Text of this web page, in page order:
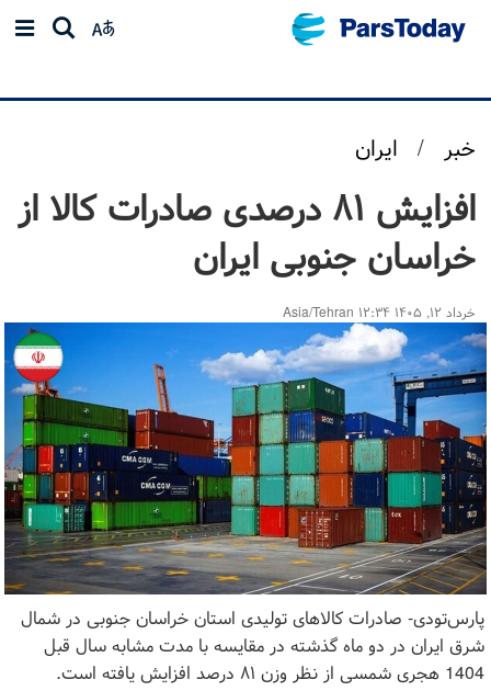
خبر / ایران
افزایش ۸۱ درصدی صادرات کالا از
خراسان جنوبی ایران
خرداد ۱۲, ۱۴۰۵ ۱۲:۳۴ Asia/Tehran
پارس‌تودی- صادرات کالا‌های تولیدی استان خراسان جنوبی در شمال
شرق ایران در دو ماه گذشته در مقایسه با مدت مشابه سال قبل
1404 هجری شمسی از نظر وزن ۸۱ درصد افزایش یافته است.